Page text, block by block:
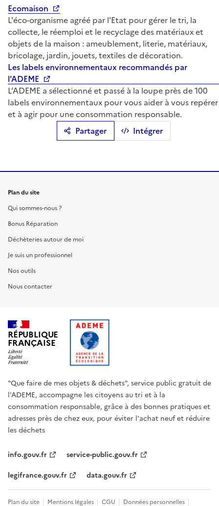
Partager Intégrer
Ecomaison
L'éco-organisme agréé par l'Etat pour gérer le tri, la
collecte, le réemploi et le recyclage des matériaux et
objets de la maison : ameublement, literie, matériaux,
bricolage, jardin, jouets, textiles de décoration.
Les labels environnementaux recommandés par
l'ADEME
L’ADEME a sélectionné et passé à la loupe près de 100
labels environnementaux pour vous aider à vous repérer
et à agir pour une consommation responsable.
Plan du site
Qui sommes-nous ?
Bonus Réparation
Déchèteries autour de moi
Je suis un professionnel
Nos outils
Nous contacter
RÉPUBLIQUE
FRANÇAISE
"Que faire de mes objets & déchets", service public gratuit de
l'ADEME, accompagne les citoyens au tri et à la
consommation responsable, grâce à des bonnes pratiques et
adresses près de chez eux, pour éviter l'achat neuf et réduire
les déchets
info.gouv.fr
service-public.gouv.fr
legifrance.gouv.fr
data.gouv.fr
Plan du site Mentions légales CGU Données personnelles